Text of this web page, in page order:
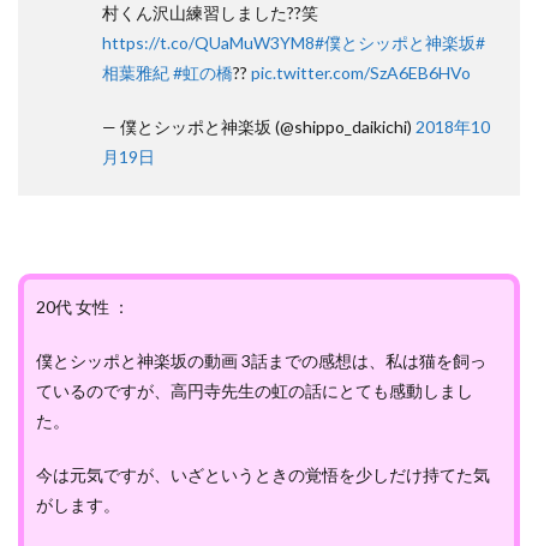
村くん沢山練習しました??笑
https://t.co/QUaMuW3YM8#僕とシッポと神楽坂#
相葉雅紀#虹の橋?? pic.twitter.com/SzA6EB6HVo
— 僕とシッポと神楽坂 (@shippo_daikichi) 2018年10
月19日
20代 女性 ：
僕とシッポと神楽坂の動画 3話までの感想は、私は猫を飼っ
ているのですが、高円寺先生の虹の話にとても感動しまし
た。
今は元気ですが、いざというときの覚悟を少しだけ持てた気
がします。